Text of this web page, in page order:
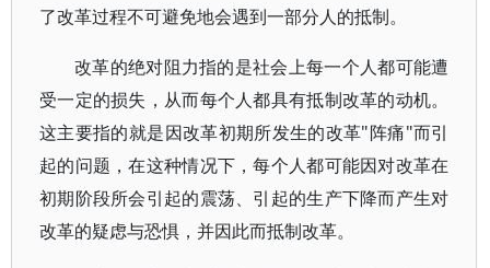
了改革过程不可避免地会遇到一部分人的抵制。
改革的绝对阻力指的是社会上每一个人都可能遭
受一定的损失，从而每个人都具有抵制改革的动机。
这主要指的就是因改革初期所发生的改革"阵痛"而引
起的问题，在这种情况下，每个人都可能因对改革在
初期阶段所会引起的震荡、引起的生产下降而产生对
改革的疑虑与恐惧，并因此而抵制改革。